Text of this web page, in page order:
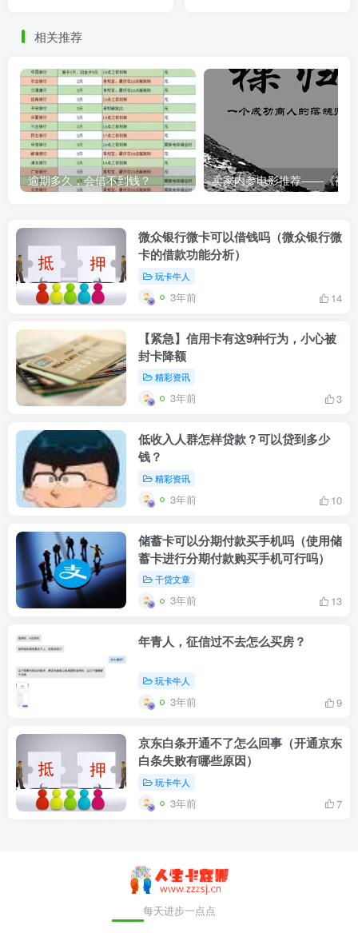
相关推荐
逾期多久，会借不到钱？
微众银行微卡可以借钱吗（微众银行微
卡的借款功能分析）
玩卡牛人
3年前 14
【紧急】信用卡有这9种行为，小心被
封卡降额
精彩资讯
3年前 3
低收入人群怎样贷款？可以贷到多少
钱？
精彩资讯
3年前 10
储蓄卡可以分期付款买手机吗（使用储
蓄卡进行分期付款购买手机可行吗）
干贷文章
3年前 13
年青人，征信过不去怎么买房？
玩卡牛人
3年前 9
京东白条开通不了怎么回事（开通京东
白条失败有哪些原因）
玩卡牛人
3年前 7
每天进步一点点